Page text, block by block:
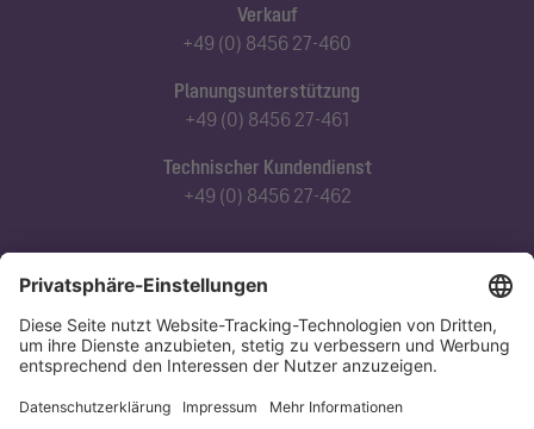
Verkauf
+49 (0) 8456 27-460
Planungsunterstützung
+49 (0) 8456 27-461
Technischer Kundendienst
+49 (0) 8456 27-462
Abonnieren Sie unseren Newsletter
Jetzt anmelden